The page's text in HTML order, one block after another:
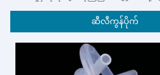
ဆီလီကွန်ပိုက်